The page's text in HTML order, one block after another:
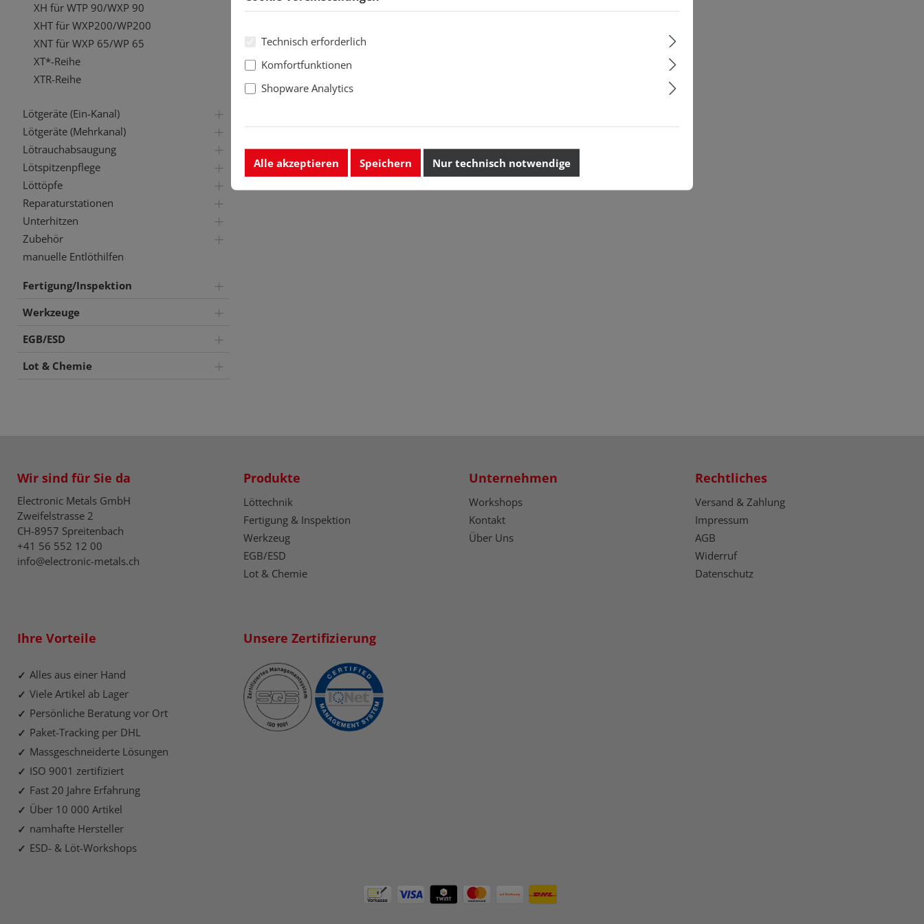
XH für WTP 90/WXP 90
XHT für WXP200/WP200
XNT für WXP 65/WP 65
XT*-Reihe
XTR-Reihe
Lötgeräte (Ein-Kanal)
Lötgeräte (Mehrkanal)
Lötrauchabsaugung
Lötspitzenpflege
Löttöpfe
Reparaturstationen
Unterhitzen
Zubehör
manuelle Entlöthilfen
Fertigung/Inspektion
Werkzeuge
EGB/ESD
Lot & Chemie
Wir sind für Sie da
Electronic Metals GmbH
Zweifelstrasse 2
CH-8957 Spreitenbach
+41 56 552 12 00
info@electronic-metals.ch
Produkte
Löttechnik
Fertigung & Inspektion
Werkzeug
EGB/ESD
Lot & Chemie
Unternehmen
Workshops
Kontakt
Über Uns
Rechtliches
Versand & Zahlung
Impressum
AGB
Widerruf
Datenschutz
Ihre Vorteile
Alles aus einer Hand
Viele Artikel ab Lager
Persönliche Beratung vor Ort
Paket-Tracking per DHL
Massgeschneiderte Lösungen
ISO 9001 zertifiziert
Fast 20 Jahre Erfahrung
Über 10 000 Artikel
namhafte Hersteller
ESD- & Löt-Workshops
Unsere Zertifizierung
Technisch erforderlich
Komfortfunktionen
Shopware Analytics
Alle akzeptieren Speichern Nur technisch notwendige